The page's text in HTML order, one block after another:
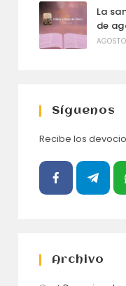
La
de
Síguenos
Recibe los
Archivo